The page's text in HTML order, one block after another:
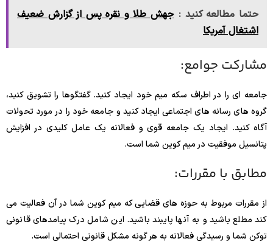
حتما مطالعه کنید : جهش طلا و نقره پس از گزارش ضعیف
اشتغال آمریکا
مشارکت جوامع:
جامعه ای را در اطراف سکه میم خود ایجاد کنید. گفتگوها را تشویق کنید،
گروه های رسانه های اجتماعی ایجاد کنید و جامعه خود را در مورد تحولات
آگاه کنید. ایجاد یک جامعه قوی و فعالانه یک عامل کلیدی در افزایش
پتانسیل موفقیت در میم کوین شما است.
مطابق با مقررات:
از مقررات مربوط به حوزه های قضایی که میم کوین شما در آن فعالیت می
کند مطلع باشید و به آنها پایبند باشید. این شامل درک پیامدهای قانونی
توکن شما و رسیدگی فعالانه به هر گونه مشکل قانونی احتمالی است.